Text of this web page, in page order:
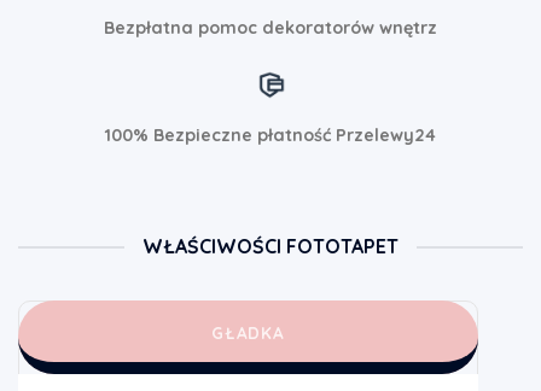
Bezpłatna pomoc dekoratorów wnętrz
100% Bezpieczne płatność Przelewy24
WŁAŚCIWOŚCI FOTOTAPET
GŁADKA